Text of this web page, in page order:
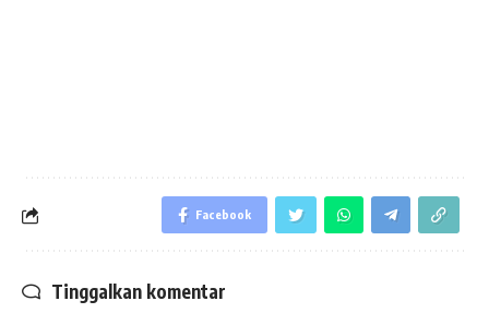
Facebook
Tinggalkan komentar